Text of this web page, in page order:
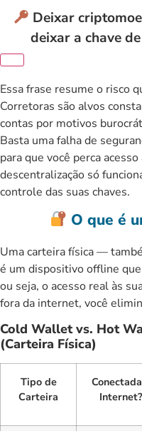
Deixar
deixar a chave
Essa frase resume o risco
Corretoras são alvos
contas por motivos
Basta uma falha de
para que você perca
descentralização só
controle das suas chaves.
O que é
Uma carteira física —
é um dispositivo offline que
ou seja, o acesso real às
fora da internet, você
Cold Wallet vs. Hot
(Carteira Física)
Tipo de
Carteira
Internet?